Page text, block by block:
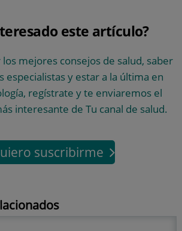
este artículo?
mejores consejos de salud, saber
especialistas y estar a la última en
regístrate y te enviaremos el
interesante de Tu canal de salud.
suscribirme